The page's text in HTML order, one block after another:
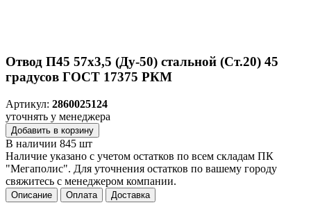
Отвод П45 57х3,5 (Ду-50) стальной (Ст.20) 45
градусов ГОСТ 17375 РКМ
Артикул: 2860025124
уточнять у менеджера
Добавить в корзину
В наличии 845 шт
Наличие указано с учетом остатков по всем складам ПК
"Мегаполис". Для уточнения остатков по вашему городу
свяжитесь с менеджером компании.
Описание Оплата Доставка